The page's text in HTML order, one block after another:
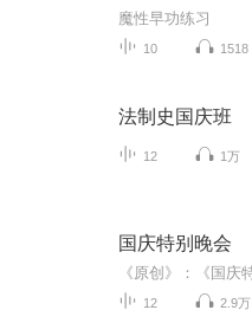
魔性早功练习
10 1518
法制史国庆班
12 1万
国庆特别晚会
12 2.9万